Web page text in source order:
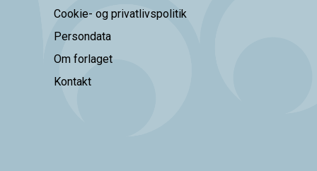
Cookie- og privatlivspolitik
Persondata
Om forlaget
Kontakt